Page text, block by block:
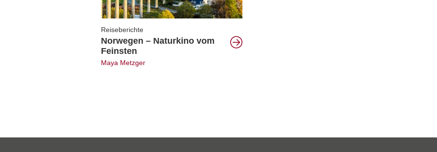
Reiseberichte
Norwegen – Naturkino vom
Feinsten
Maya Metzger